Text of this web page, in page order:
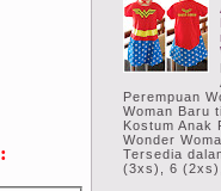
Perempuan
Woman Baru
Kostum Anak
Wonder
Tersedia
(3xs), 6